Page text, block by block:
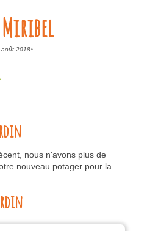
août 2018*
nous n'avons plus de
nouveau potager pour la